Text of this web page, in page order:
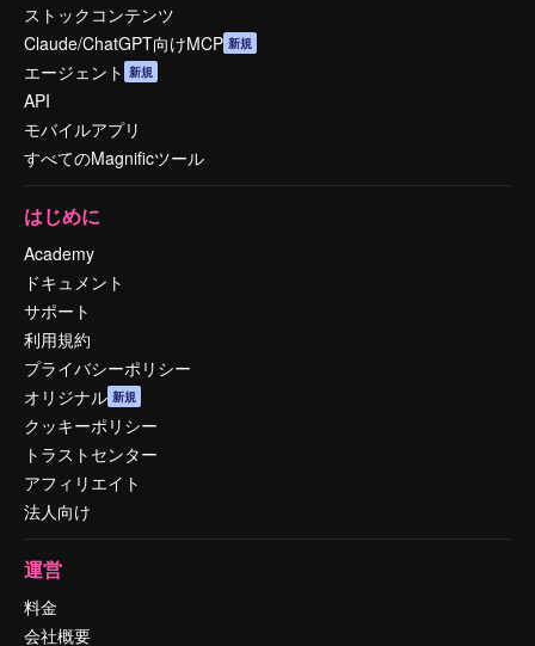
ストックコンテンツ
Claude/ChatGPT向けMCP 新規
エージェント 新規
API
モバイルアプリ
すべてのMagnificツール
はじめに
Academy
ドキュメント
サポート
利用規約
プライバシーポリシー
オリジナル 新規
クッキーポリシー
トラストセンター
アフィリエイト
法人向け
運営
料金
会社概要